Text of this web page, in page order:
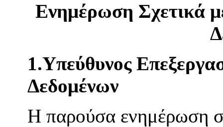
Ενημέρωση Σχετικά
1.Υπεύθυνος
Δεδομένων
Η παρούσα ενημέρωση